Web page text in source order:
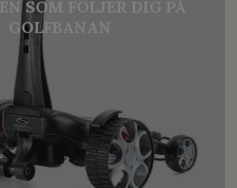
SOM FÖLJER DIG PÅ
GOLFBANAN